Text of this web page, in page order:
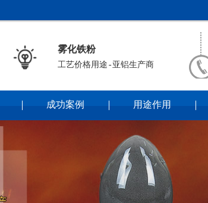
雾化铁粉
工艺价格用途-亚铝生产商
成功案例 用途作用